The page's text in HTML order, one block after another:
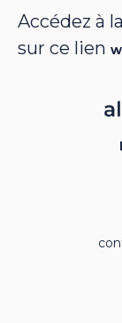
Accédez à
sur ce lien